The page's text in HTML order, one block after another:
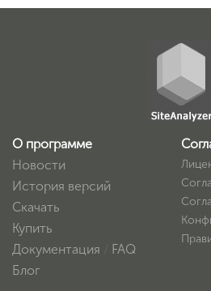
О программе
Новости
История версий
Скачать
Купить
Документация
FAQ
Блог